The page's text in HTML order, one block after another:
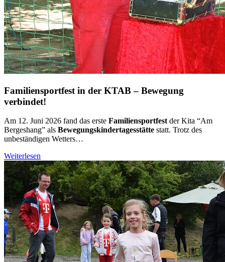
Familiensportfest in der KTAB – Bewegung
verbindet!
Am 12. Juni 2026 fand das erste Familiensportfestder Kita “Am
Bergeshang” als Bewegungskindertagesstätte statt. Trotz des
unbeständigen Wetters…
Weiterlesen